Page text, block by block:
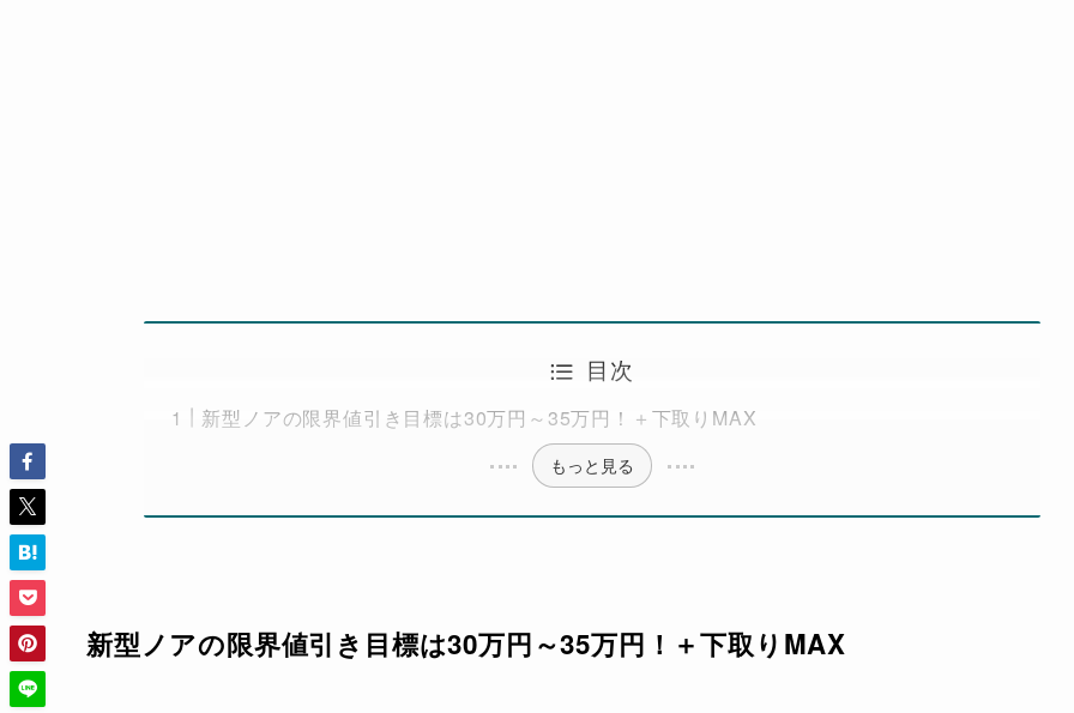
目次
新型ノアの限界値引き目標は30万円～35万円！＋下取りMAX
もっと見る
新型ノアの限界値引き目標は30万円～35万円！＋下取りMAX